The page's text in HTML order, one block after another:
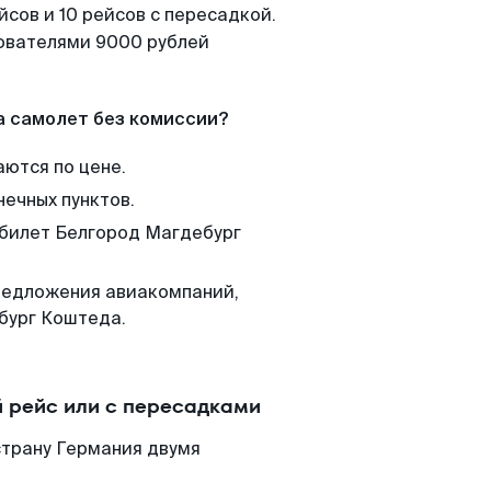
и 10 рейсов с пересадкой.
9000 рублей
самолет без комиссии?
по цене.
пунктов.
Белгород Магдебург
авиакомпаний,
Коштеда.
рейс или с пересадками
Германия двумя